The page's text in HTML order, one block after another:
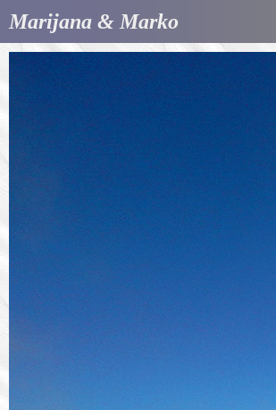
Marijana & Marko